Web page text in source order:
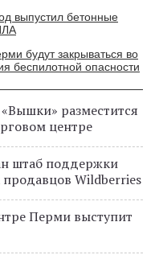
выпустил бетонные
будут закрываться во
беспилотной опасности
разместится
центре
штаб поддержки
Wildberries
Перми выступит